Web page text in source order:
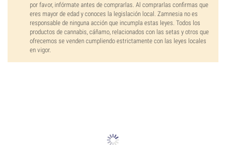
por favor, infórmate antes de comprarlas. Al comprarlas confirmas que
eres mayor de edad y conoces la legislación local. Zamnesia no es
responsable de ninguna acción que incumpla estas leyes. Todos los
productos de cannabis, cáñamo, relacionados con las setas y otros que
ofrecemos se venden cumpliendo estrictamente con las leyes locales
en vigor.